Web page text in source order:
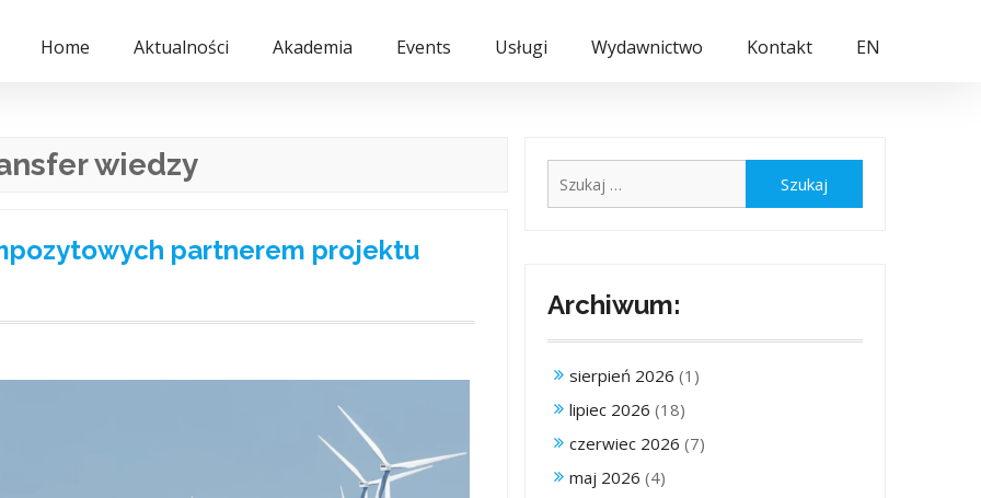
Home Aktualności Akademia Events Usługi Wydawnictwo Kontakt EN
wiedzy
partnerem projektu
Archiwum:
sierpień 2026 (1)
lipiec 2026 (18)
czerwiec 2026 (7)
maj 2026 (4)